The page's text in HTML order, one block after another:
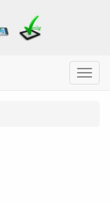
Menu